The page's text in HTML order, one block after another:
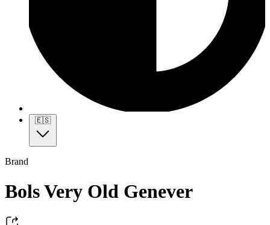
🇪🇸
Brand
Bols Very Old Genever